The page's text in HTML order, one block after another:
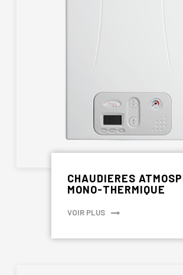
CHAUDIERES
MONO-THERMIQUE
VOIR PLUS